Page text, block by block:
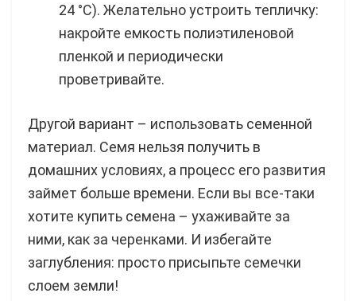
24 °C). Желательно устроить тепличку:
накройте емкость полиэтиленовой
пленкой и периодически
проветривайте.
Другой вариант – использовать семенной
материал. Семя нельзя получить в
домашних условиях, а процесс его развития
займет больше времени. Если вы все-таки
хотите купить семена – ухаживайте за
ними, как за черенками. И избегайте
заглубления: просто присыпьте семечки
слоем земли!